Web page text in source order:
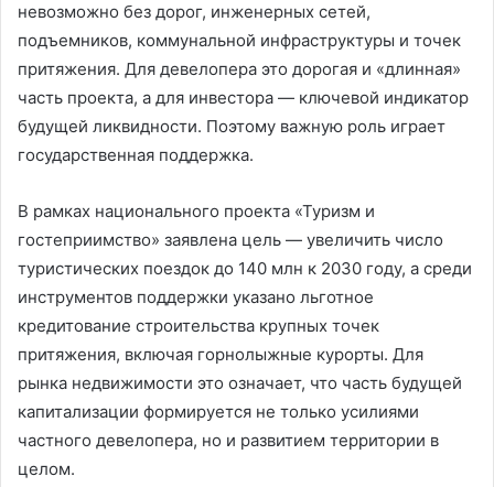
невозможно без дорог, инженерных сетей,
подъемников, коммунальной инфраструктуры и точек
притяжения. Для девелопера это дорогая и «длинная»
часть проекта, а для инвестора — ключевой индикатор
будущей ликвидности. Поэтому важную роль играет
государственная поддержка.
В рамках национального проекта «Туризм и
гостеприимство» заявлена цель — увеличить число
туристических поездок до 140 млн к 2030 году, а среди
инструментов поддержки указано льготное
кредитование строительства крупных точек
притяжения, включая горнолыжные курорты. Для
рынка недвижимости это означает, что часть будущей
капитализации формируется не только усилиями
частного девелопера, но и развитием территории в
целом.